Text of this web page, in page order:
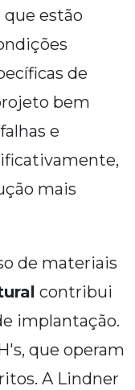
que estão
de
bem
e
mais
de materiais
contribui
implantação.
que operam
A Lindner